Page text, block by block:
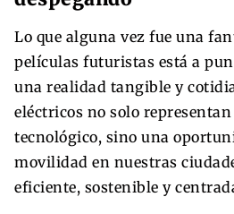
Lo que alguna vez fue una
películas futuristas está a
una realidad tangible y
eléctricos no solo
tecnológico, sino una
movilidad en nuestras
eficiente, sostenible y